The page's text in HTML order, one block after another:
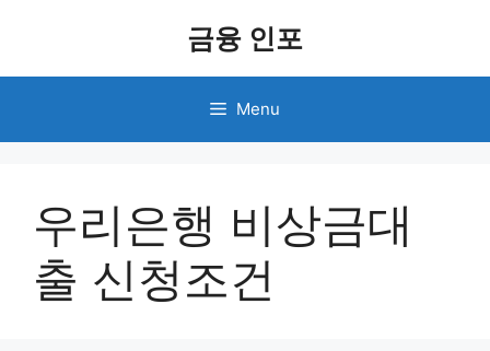
금융 인포
Menu
우리은행 비상금대
출 신청조건